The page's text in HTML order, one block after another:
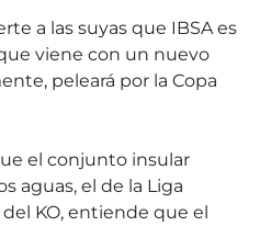
a las suyas que IBSA es
viene con un nuevo
peleará por la Copa
el conjunto insular
aguas, el de la Liga
KO, entiende que el